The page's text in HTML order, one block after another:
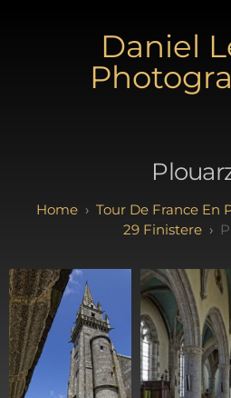
Daniel
Tour De France En
29 Finistere